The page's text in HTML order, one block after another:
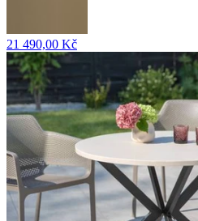
21 490,00 Kč